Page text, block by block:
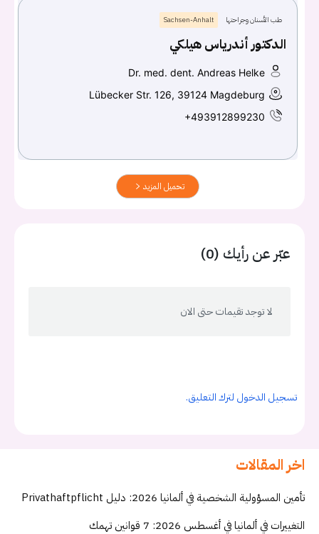
طب الأسنان وجراحتها Sachsen-Anhalt
الدكتور أندرياس هيلكي
Dr. med. dent. Andreas Helke
Lübecker Str. 126, 39124 Magdeburg
+493912899230
تحميل المزيد
عبّر عن رأيك (0)
لا توجد تقيمات حتى الان
تسجيل الدخول لترك التعليق.
اخر المقالات
تأمين المسؤولية الشخصية في ألمانيا 2026: دليل Privathaftpflicht
التغييرات في ألمانيا في أغسطس 2026: 7 قوانين تهمك